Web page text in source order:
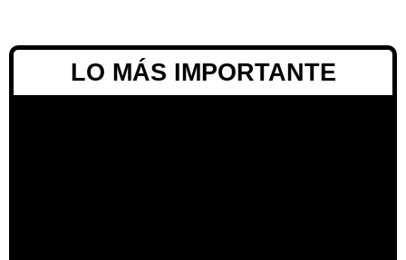
LO MÁS IMPORTANTE